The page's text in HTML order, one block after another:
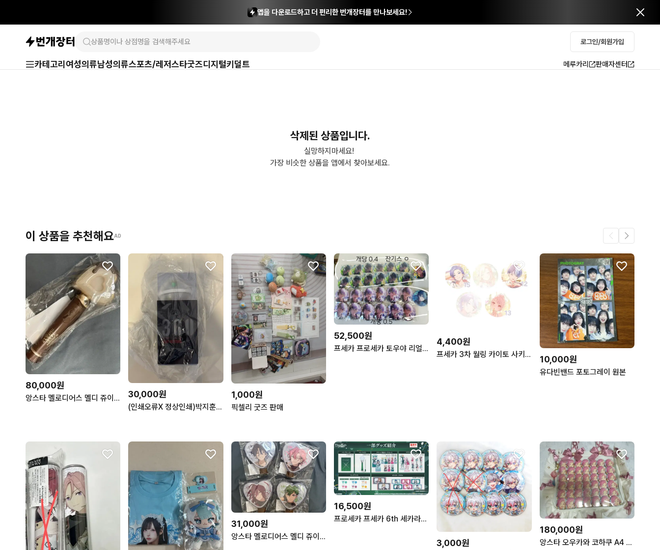
앱을 다운로드하고 더 편리한 번개장터를 만나보세요!
로그인/회원가입
카테고리 여성의류남성의류스포츠/레저스타굿즈디지털키덜트 메루카리 판매자센터
삭제된 상품입니다.
실망하지마세요!
가장 비슷한 상품을 앱에서 찾아보세요.
이 상품을 추천해요AD
80,000원
앙스타 멜로디어스 멜디 쥬이스 노조미 마슈 치토세 응원봉 펜라이트 30,000원
(인쇄오류X 정상인쇄)박지훈 뽑봉 미니 응원봉 키링
1,000원
픽셀리 굿즈 판매
52,500원
프세카 프로세카 토우야 리얼라이즈 앙스타 캔뱃지 판매
4,400원
프세카 3차 월링 카이토 사키 토우야 미즈키 가산점 공구 캔뱃지 각전 각후 10,000원
유다빈밴드 포토그레이 원본
31,000원
앙스타 멜로디어스 멜디 쥬이스 마슈 노조미 치토세 라이브 하트 튜브
16,500원
프로세카 프세카 6th 세카라이 공구 전품목
3,000원
180,000원
앙스타 오우카와 코하쿠 A4 이타백